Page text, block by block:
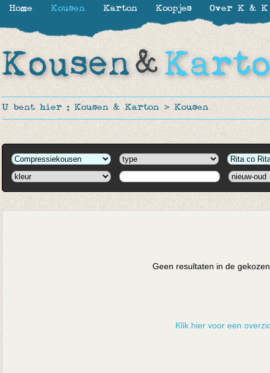
U bent hier : Kousen & Karton > Kousen
Geen resultaten in de
Klik hier voor een
Home Kousen Karton Koopjes Over K & K